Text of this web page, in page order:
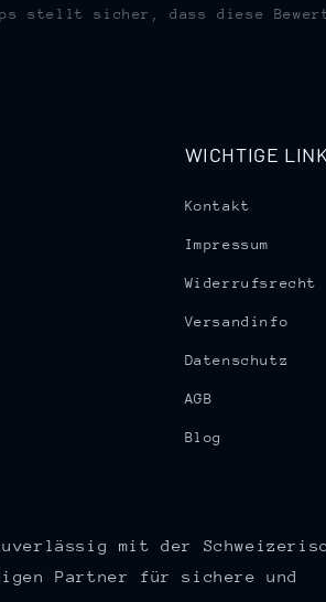
stellt sicher, dass diese
WICHTIGE
Kontakt
Impressum
Widerrufsrecht
Versandinfo
Datenschutz
AGB
Blog
mit der
Partner für sichere und